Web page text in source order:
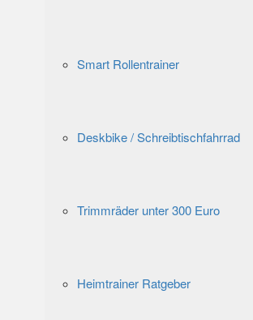
Smart Rollentrainer
Deskbike / Schreibtischfahrrad
Trimmräder unter 300 Euro
Heimtrainer Ratgeber